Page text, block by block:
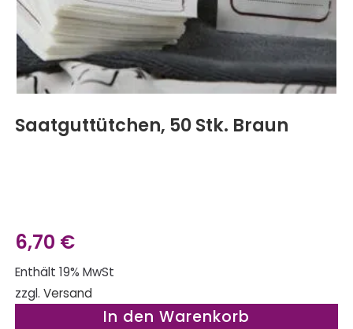
Saatguttütchen, 50 Stk. Braun
6,70 €
Enthält 19% MwSt
zzgl. Versand
In den Warenkorb